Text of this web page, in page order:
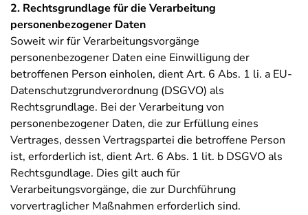
2. Rechtsgrundlage für die Verarbeitung
personenbezogener Daten
Soweit wir für Verarbeitungsvorgänge
personenbezogener Daten eine Einwilligung der
betroffenen Person einholen, dient Art. 6 Abs. 1 li. a EU-
Datenschutzgrundverordnung (DSGVO) als
Rechtsgrundlage. Bei der Verarbeitung von
personenbezogener Daten, die zur Erfüllung eines
Vertrages, dessen Vertragspartei die betroffene Person
ist, erforderlich ist, dient Art. 6 Abs. 1 lit. b DSGVO als
Rechtsgundlage. Dies gilt auch für
Verarbeitungsvorgänge, die zur Durchführung
vorvertraglicher Maßnahmen erforderlich sind.